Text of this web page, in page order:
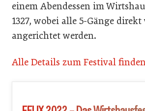
einem Abendessen im
1327, wobei alle 5-Gänge direkt
angerichtet werden.
Alle Details zum Festival